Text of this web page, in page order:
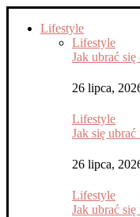
Lifestyle
Lifestyle
Jak ubrać
26 lipca,
Lifestyle
Jak się
26 lipca,
Lifestyle
Jak ubrać